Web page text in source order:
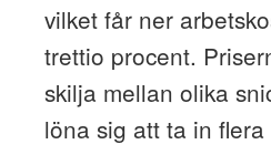
vilket får ner
trettio procent.
skilja mellan olika
löna sig att ta in